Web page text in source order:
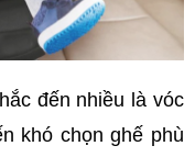
đến nhiều là vóc
khó chọn ghế phù